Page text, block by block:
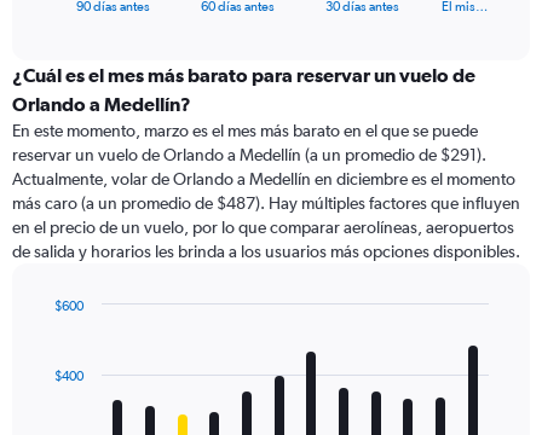
categories.
Range:
categories.
The
chart
has
1
Y
displaying
90 días antes 60 días antes 30 días antes El mis…
¿Cuál es el mes más barato para reservar un vuelo de
Orlando a Medellín?
En este momento, marzo es el mes más barato en el que se puede
reservar un vuelo de Orlando a Medellín (a un promedio de $291).
Actualmente, volar de Orlando a Medellín en diciembre es el momento
más caro (a un promedio de $487). Hay múltiples factores que influyen
en el precio de un vuelo, por lo que comparar aerolíneas, aeropuertos
de salida y horarios les brinda a los usuarios más opciones disponibles.
with
12
$400
$600